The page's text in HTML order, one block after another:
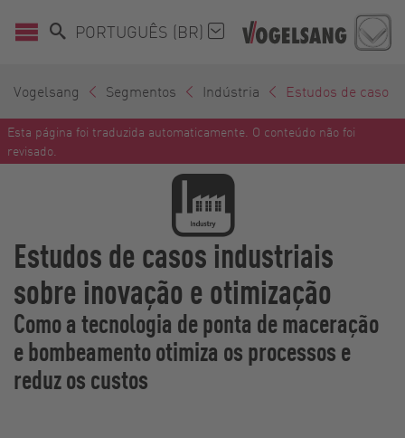
PORTUGUÊS (BR)
Vogelsang Segmentos Indústria Estudos de caso
Esta página foi traduzida automaticamente. O conteúdo não foi
revisado.
Estudos de casos industriais
sobre inovação e otimização
Como a tecnologia de ponta de maceração
e bombeamento otimiza os processos e
reduz os custos